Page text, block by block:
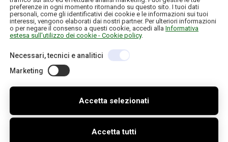
IL MIO ACCOUNT
Copyright © 2026 IT. Tutti i diritti riservati
Credits
preferenze in ogni momento ritornando su questo sito. I tuoi dati
personali, come gli identificativi dei cookie e le informazioni sui tuoi
interessi, vengono elaborati dai nostri partner. Per ulteriori informazioni
o per negare il consenso a questi cookie, accedi alla Informativa
estesa sull'utilizzo dei cookie - Cookie policy.
Necessari, tecnici e analitici
Marketing
Accetta selezionati
Accetta tutti